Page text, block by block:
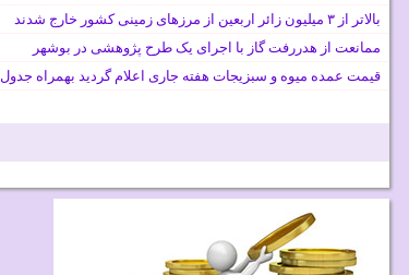
بالاتر از ۳ میلیون زائر اربعین از مرزهای زمینی کشور خارج شدند
ممانعت از هدررفت گاز با اجرای یک طرح پژوهشی در بوشهر
قیمت عمده میوه و سبزیجات هفته جاری اعلام گردید بهمراه جدول